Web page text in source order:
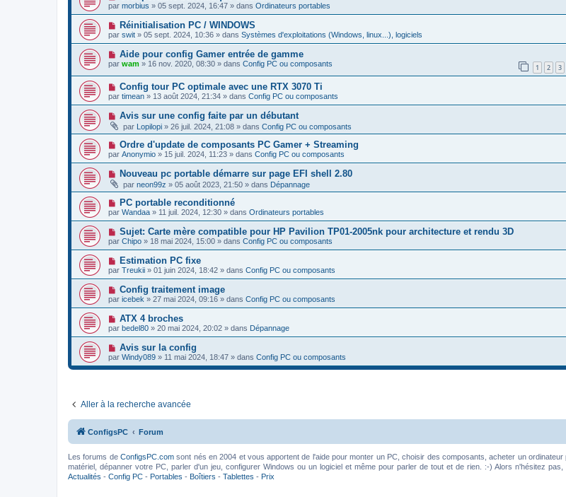
g
e
e
s
s
a
g
e
a
u
m
e
s
a
g
e
o
u
v
e
a
u
m
e
s
a
g
e
par morbius » 05 sept. 2024, 16:47 » dans Ordinateurs portables
N
o
u
e
a
u
m
e
s
s
a
g
e
Réinitialisation PC / WINDOWS
par swit » 05 sept. 2024, 10:36 » dans Systèmes d'exploitations (Windows, linux...), logiciels
N
o
u
v
e
a
u
m
e
s
s
a
g
e
Aide pour config Gamer entrée de gamme
par wam » 16 nov. 2020, 08:30 » dans Config PC ou composants 1 2 3
N
o
u
e
a
u
m
e
s
s
a
g
e
Config tour PC optimale avec une RTX 3070 Ti
par timean » 13 août 2024, 21:34 » dans Config PC ou composants
N
u
e
a
u
m
e
s
s
a
g
e
Avis sur une config faite par un débutant
par Lopilopi » 26 juil. 2024, 21:08 » dans Config PC ou composants
N
o
u
v
e
a
u
m
e
s
s
a
g
e
Ordre d'update de composants PC Gamer + Streaming
par Anonymio » 15 juil. 2024, 11:23 » dans Config PC ou composants
N
u
v
e
a
u
m
e
s
s
a
g
e
Nouveau pc portable démarre sur page EFI shell 2.80
par neon99z » 05 août 2023, 21:50 » dans Dépannage
N
o
u
v
e
a
u
m
e
s
s
a
g
e
PC portable reconditionné
par Wandaa » 11 juil. 2024, 12:30 » dans Ordinateurs portables
N
o
u
v
e
a
u
m
e
s
a
g
e
Sujet: Carte mère compatible pour HP Pavilion TP01-2005nk pour architecture et rendu 3D
par Chipo » 18 mai 2024, 15:00 » dans Config PC ou composants
N
o
u
e
a
u
m
e
s
a
g
e
Estimation PC fixe
par Treukii » 01 juin 2024, 18:42 » dans Config PC ou composants
N
o
u
e
a
u
m
e
s
s
Config traitement image
par icebek » 27 mai 2024, 09:16 » dans Config PC ou composants
N
o
u
e
a
u
s
a
g
ATX 4 broches
par bedel80 » 20 mai 2024, 20:02 » dans Dépannage
N
o
u
v
m
s
s
e
Avis sur la config
par Windy089 » 11 mai 2024, 18:47 » dans Config PC ou composants
Aller à la recherche avancée
ConfigsPC Forum
Les forums de ConfigsPC.comsont nés en 2004 et vous apportent de l'aide pour monter un PC, choisir des composants, acheter un
matériel, dépanner votre PC, parler d'un jeu, configurer Windows ou un logiciel et même pour parler de tout et de rien. :-) Alors n'hésitez pas,
Actualités - Config PC - Portables - Boîtiers - Tablettes - Prix